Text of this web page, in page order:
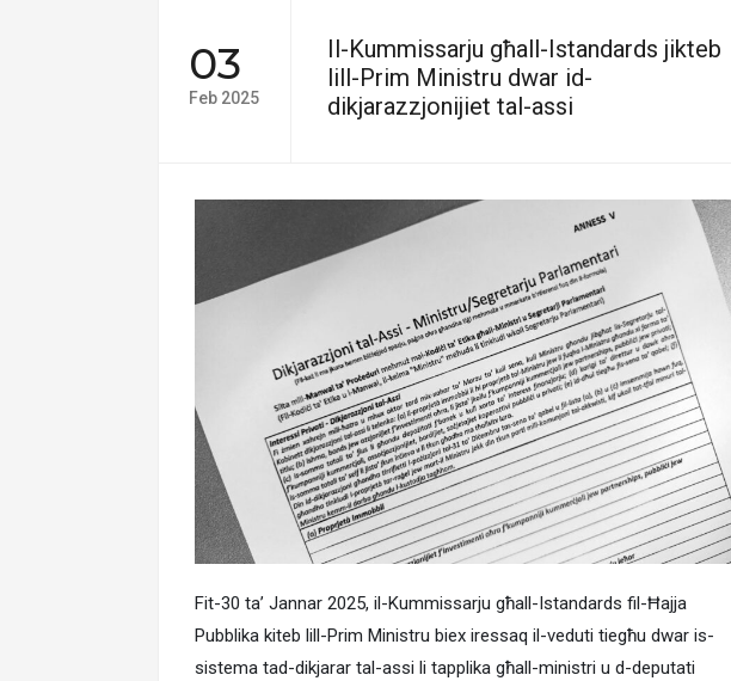
03
Feb 2025
Il-Kummissarju għall-Istandards jikteb
lill-Prim Ministru dwar id-
dikjarazzjonijiet tal-assi
Fit-30 ta’ Jannar 2025, il-Kummissarju għall-Istandards fil-Ħajja
Pubblika kiteb lill-Prim Ministru biex iressaq il-veduti tiegħu dwar is-
sistema tad-dikjarar tal-assi li tapplika għall-ministri u d-deputati